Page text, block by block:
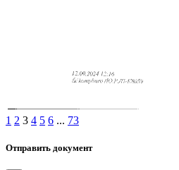
1 2 3 4 5 6 ... 73
Отправить документ